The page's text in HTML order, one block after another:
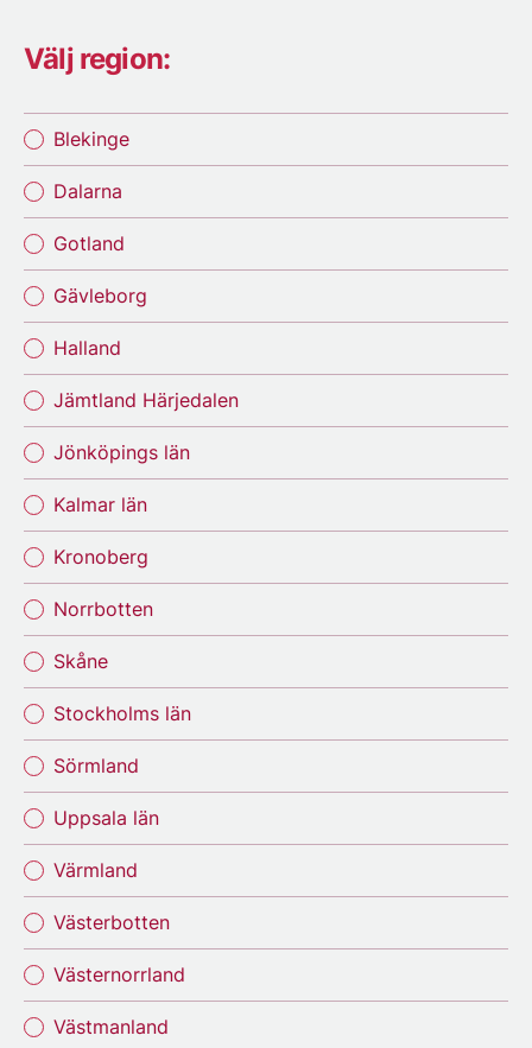
Välj region:
Blekinge
Dalarna
Gotland
Gävleborg
Halland
Jämtland Härjedalen
Jönköpings län
Kalmar län
Kronoberg
Norrbotten
Skåne
Stockholms län
Sörmland
Uppsala län
Värmland
Västerbotten
Västernorrland
Västmanland